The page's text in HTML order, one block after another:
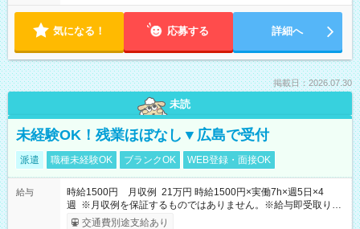
気になる！ 応募する 詳細へ
掲載日：2026.07.30
未読
未経験OK！残業ほぼなし▼広島で受付
派遣 職種未経験OK ブランクOK WEB登録・面接OK
給与
時給1500円 月収例 21万円 時給1500円×実働7h×週5日×4
週 ※月収例を保証するものではありません。※給与即受取りサ
ービス利用可（利用条件有）
交通費別途支給あり